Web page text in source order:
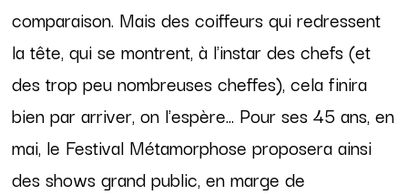
comparaison. Mais des coiffeurs qui redressent
la tête, qui se montrent, à l'instar des chefs (et
des trop peu nombreuses cheffes), cela finira
bien par arriver, on l'espère... Pour ses 45 ans, en
mai, le Festival Métamorphose proposera ainsi
des shows grand public, en marge de